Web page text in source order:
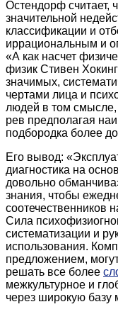
Остендорф считает,
значительной
классификации и
иррациональным и
«А как насчет
физик Стивен
значимых,
чертами лица и
людей в том смысле,
рев предполагая
подбородка более
Его вывод:
диагностика на
довольно
знания, чтобы
соотечественников
Сила
систематизации и
использования.
предложением,
решать все более
межкультурное и
через широкую базу